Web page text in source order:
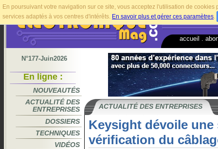
En poursuivant votre navigation sur ce site, vous acceptez l'utilisation de
services adaptés à vos centres d'intérêts. En savoir plus et gérer ces paramètres.
accueil
N°177-Juin2026
En ligne :
NOUVEAUTÉS
ACTUALITÉ DES
ENTREPRISES
DOSSIERS
TECHNIQUES
VIDÉOS
ACTUALITÉ DES ENTREPRISES
Keysight dévoile
vérification du